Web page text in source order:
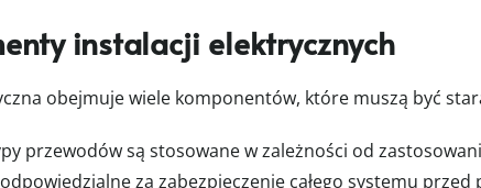
instalacji elektrycznych
obejmuje wiele komponentów, które muszą być
przewodów są stosowane w zależności od
za zabezpieczenie całego systemu